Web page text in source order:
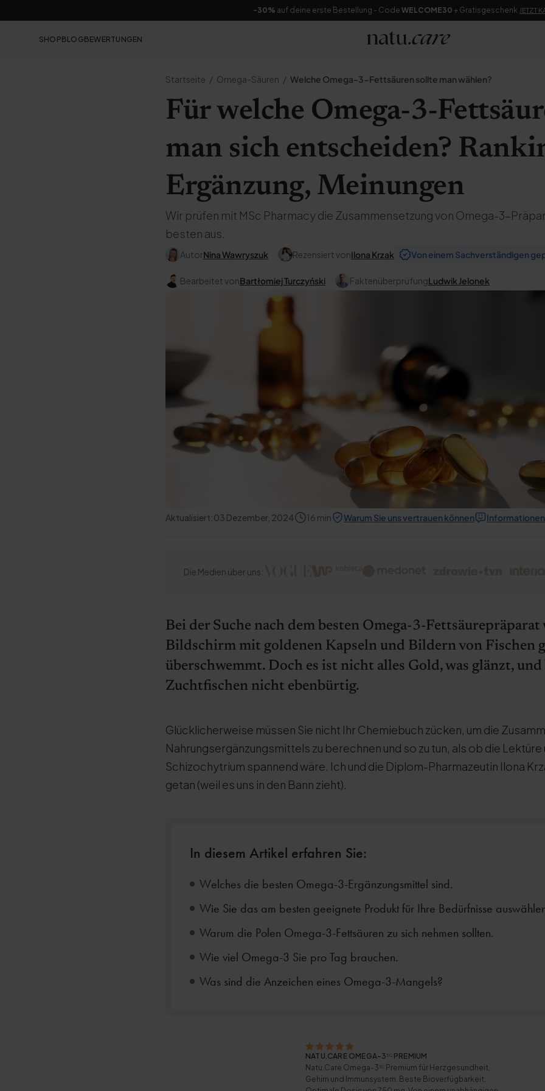
-30% auf deine erste Bestellung - Code WELCOME30 + Gratisgeschenk JETZT
SHOPBLOGBEWERTUNGEN
Startseite Omega-Säuren Welche Omega-3-Fettsäuren sollte man wählen?
Für welche Omega-3-
man sich entscheiden?
Ergänzung, Meinungen
Wir prüfen mit MSc Pharmacy die Zusammensetzung von Omega-3-
besten aus.
AutorNina Wawryszuk Rezensiert vonIlona Krzak Von einem Sachverständigen
Bearbeitet vonBartłomiej Turczyński FaktenüberprüfungLudwik Jelonek
Aktualisiert:03 Dezember, 2024 16 min Warum Sie uns vertrauen können
Die Medien über uns:
Bei der Suche nach dem besten Omega-3-
Bildschirm mit goldenen Kapseln und Bildern von Fischen
überschwemmt. Doch es ist nicht alles Gold, was glänzt,
Zuchtfischen nicht ebenbürtig.
Glücklicherweise müssen Sie nicht Ihr Chemiebuch zücken, um die
Nahrungsergänzungsmittels zu berechnen und so zu tun, als ob die
Schizochytrium spannend wäre. Ich und die Diplom-Pharmazeutin Ilona
getan (weil es uns in den Bann zieht).
In diesem Artikel erfahren Sie:
Welches die besten Omega-3-Ergänzungsmittel sind.
Wie Sie das am besten geeignete Produkt für Ihre Bedürfnisse
Warum die Polen Omega-3-Fettsäuren zu sich nehmen sollten.
Wie viel Omega-3 Sie pro Tag brauchen.
Was sind die Anzeichen eines Omega-3-Mangels?
NATU.CARE OMEGA-3ᵀᴳ PREMIUM
Natu.Care Omega-3ᵀᴳ Premium für Herzgesundheit,
Gehirn und Immunsystem. Beste Bioverfügbarkeit.